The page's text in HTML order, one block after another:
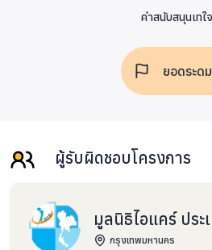
ค่าสนับสนุนเทใจ
ยอดระด
ผู้รับผิดชอบโครงการ
มูลนิธิไอแคร์ ประ
กรุงเทพมหานคร